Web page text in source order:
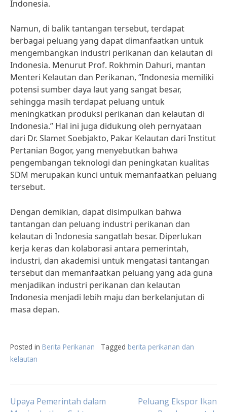
Indonesia.
Namun, di balik tantangan tersebut, terdapat
berbagai peluang yang dapat dimanfaatkan untuk
mengembangkan industri perikanan dan kelautan di
Indonesia. Menurut Prof. Rokhmin Dahuri, mantan
Menteri Kelautan dan Perikanan, “Indonesia memiliki
potensi sumber daya laut yang sangat besar,
sehingga masih terdapat peluang untuk
meningkatkan produksi perikanan dan kelautan di
Indonesia.” Hal ini juga didukung oleh pernyataan
dari Dr. Slamet Soebjakto, Pakar Kelautan dari Institut
Pertanian Bogor, yang menyebutkan bahwa
pengembangan teknologi dan peningkatan kualitas
SDM merupakan kunci untuk memanfaatkan peluang
tersebut.
Dengan demikian, dapat disimpulkan bahwa
tantangan dan peluang industri perikanan dan
kelautan di Indonesia sangatlah besar. Diperlukan
kerja keras dan kolaborasi antara pemerintah,
industri, dan akademisi untuk mengatasi tantangan
tersebut dan memanfaatkan peluang yang ada guna
menjadikan industri perikanan dan kelautan
Indonesia menjadi lebih maju dan berkelanjutan di
masa depan.
Posted in Berita Perikanan Tagged berita perikanan dan
kelautan
Post
Upaya Pemerintah dalam
Peluang Ekspor Ikan